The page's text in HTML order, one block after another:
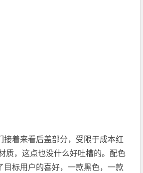
接着来看后盖部分，受限于成本红
质，这点也没什么好吐槽的。配色
目标用户的喜好，一款黑色，一款